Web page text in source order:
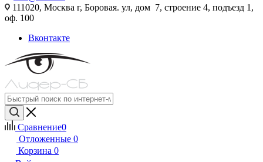
111020, Москва г, Боровая. ул, дом 7, строение 4, подъезд 1,
оф. 100
Вконтакте
Сравнение0
Отложенные 0
Корзина 0